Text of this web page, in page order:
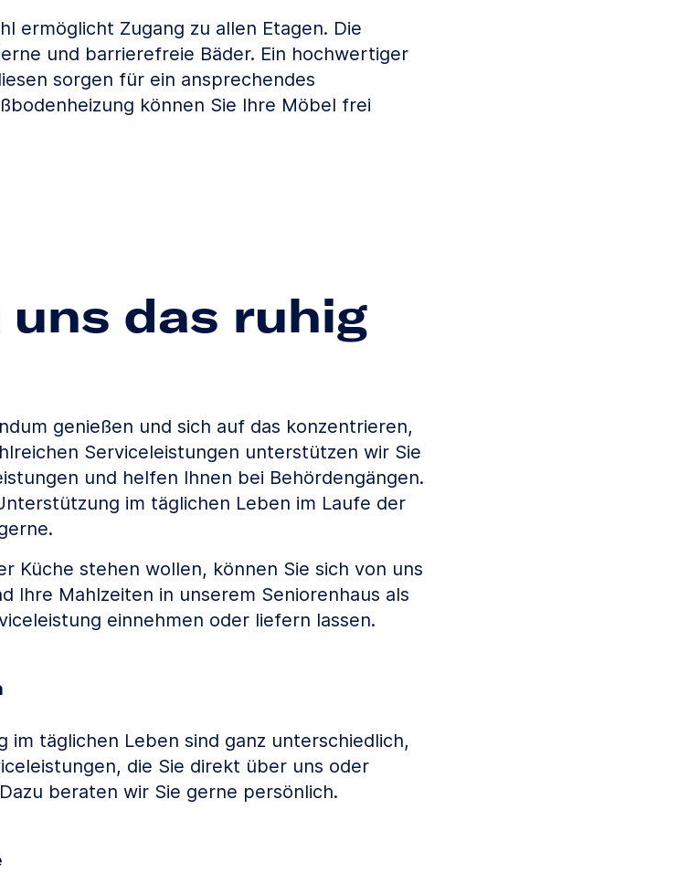
ermöglicht Zugang zu allen Etagen. Die
und barrierefreie Bäder. Ein hochwertiger
sorgen für ein ansprechendes
können Sie Ihre Möbel frei
uns das ruhig
genießen und sich auf das konzentrieren,
Serviceleistungen unterstützen wir Sie
und helfen Ihnen bei Behördengängen.
im täglichen Leben im Laufe der
Küche stehen wollen, können Sie sich von uns
Ihre Mahlzeiten in unserem Seniorenhaus als
einnehmen oder liefern lassen.
im täglichen Leben sind ganz unterschiedlich,
die Sie direkt über uns oder
beraten wir Sie gerne persönlich.